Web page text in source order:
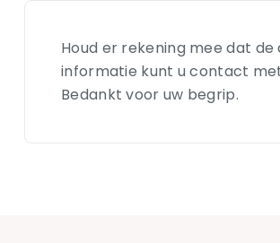
Houd er rekening mee dat
informatie kunt u contact
Bedankt voor uw begrip.